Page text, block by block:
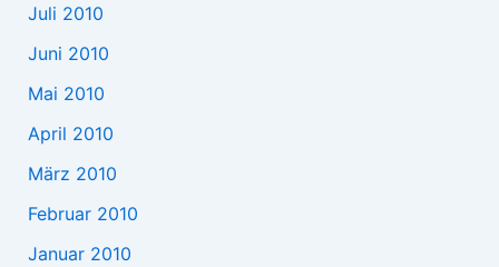
Juli 2010
Juni 2010
Mai 2010
April 2010
März 2010
Februar 2010
Januar 2010